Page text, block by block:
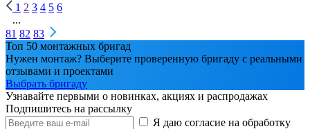
1 2 3 4 5 6
...
81 82 83
Топ 50 монтажных бригад
Нужен монтаж? Выберите проверенную бригаду с реальными
отзывами и проектами
Выбрать бригаду
Узнавайте первыми о новинках, акциях и распродажах
Подпишитесь на рассылку
Я даю согласие на обработку